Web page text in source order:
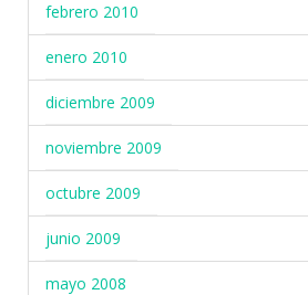
febrero 2010
enero 2010
diciembre 2009
noviembre 2009
octubre 2009
junio 2009
mayo 2008